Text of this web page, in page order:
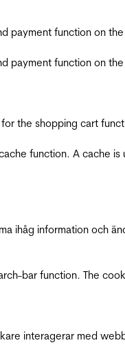
payment function on
payment function on
the shopping cart
function. A cache
ihåg information och
bar function. The
interagerar med